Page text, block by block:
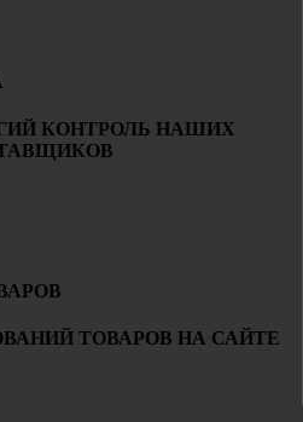
КОНТРОЛЬ НАШИХ
ТОВАРОВ НА САЙТЕ